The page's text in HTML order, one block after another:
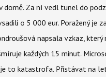
domě. Za ní vedl tunel do
o 5 000 eur. Poražený je
napsala vzkaz, který
každých 15 minut.
to katastrofa. Přistávat na